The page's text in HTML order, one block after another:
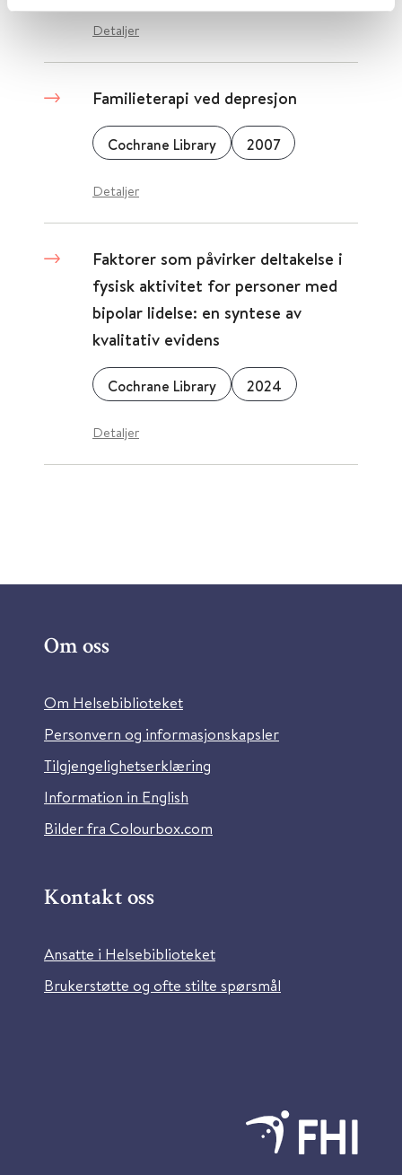
Detaljer
Familieterapi ved depresjon
Cochrane Library 2007
Detaljer
Faktorer som påvirker deltakelse i
fysisk aktivitet for personer med
bipolar lidelse: en syntese av
kvalitativ evidens
Cochrane Library 2024
Detaljer
Om oss
Om Helsebiblioteket
Personvern og informasjonskapsler
Tilgjengelighetserklæring
Information in English
Bilder fra Colourbox.com
Kontakt oss
Ansatte i Helsebiblioteket
Brukerstøtte og ofte stilte spørsmål